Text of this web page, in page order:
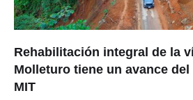
Rehabilitación integral de la
Molleturo tiene un avance del
MIT